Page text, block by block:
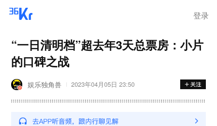
登录
“一日清明档”超去年3天总票房：小片
的口碑之战
娱乐独角兽 2023年04月05日 23:50